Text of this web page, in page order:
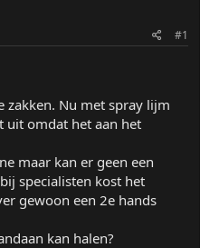
#1
zakken. Nu met spray lijm
uit omdat het aan het
maar kan er geen een
specialisten kost het
gewoon een 2e hands
kan halen?